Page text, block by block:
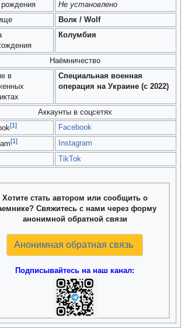
Не установлено
Волк / Wolf
Колумбия
Наёмничество
в
Специальная военная
операция на Украине (с 2022)
Аккаунты в соцсетях
[1] Facebook
[1]
Instagram
TikTok
Хотите стать автором или сообщить о
Свяжитесь с нами через форму
анонимной обратной связи
Анонимная обратная связь
Подписывайтесь на наш канал: